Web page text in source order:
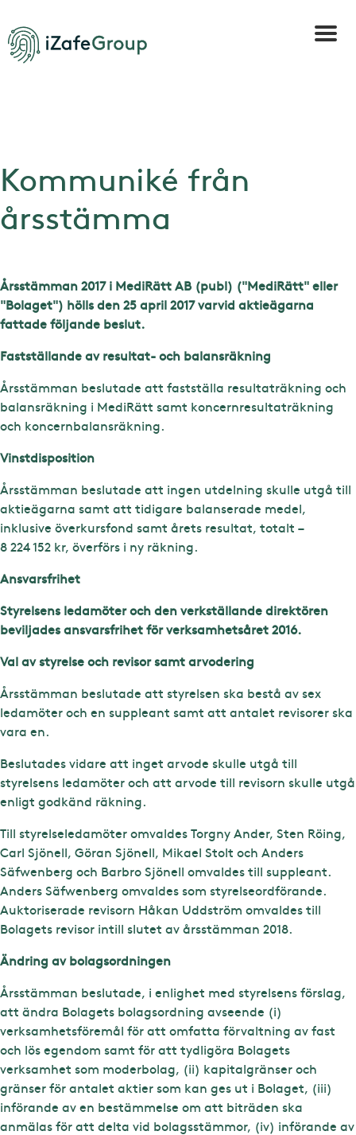
Kommuniké från
årsstämma
Årsstämman 2017 i MediRätt AB (publ) ("MediRätt" eller
"Bolaget") hölls den 25 april 2017 varvid aktieägarna
fattade följande beslut.
Fastställande av resultat- och balansräkning
Årsstämman beslutade att fastställa resultaträkning och
balansräkning i MediRätt samt koncernresultaträkning
och koncernbalansräkning.
Vinstdisposition
Årsstämman beslutade att ingen utdelning skulle utgå till
aktieägarna samt att tidigare balanserade medel,
inklusive överkursfond samt årets resultat, totalt –
8 224 152 kr, överförs i ny räkning.
Ansvarsfrihet
Styrelsens ledamöter och den verkställande direktören
beviljades ansvarsfrihet för verksamhetsåret 2016.
Val av styrelse och revisor samt arvodering
Årsstämman beslutade att styrelsen ska bestå av sex
ledamöter och en suppleant samt att antalet revisorer ska
vara en.
Beslutades vidare att inget arvode skulle utgå till
styrelsens ledamöter och att arvode till revisorn skulle utgå
enligt godkänd räkning.
Till styrelseledamöter omvaldes Torgny Ander, Sten Röing,
Carl Sjönell, Göran Sjönell, Mikael Stolt och Anders
Säfwenberg och Barbro Sjönell omvaldes till suppleant.
Anders Säfwenberg omvaldes som styrelseordförande.
Auktoriserade revisorn Håkan Uddström omvaldes till
Bolagets revisor intill slutet av årsstämman 2018.
Ändring av bolagsordningen
Årsstämman beslutade, i enlighet med styrelsens förslag,
att ändra Bolagets bolagsordning avseende (i)
verksamhetsföremål för att omfatta förvaltning av fast
och lös egendom samt för att tydligöra Bolagets
verksamhet som moderbolag, (ii) kapitalgränser och
gränser för antalet aktier som kan ges ut i Bolaget, (iii)
införande av en bestämmelse om att biträden ska
anmälas för att delta vid bolagsstämmor, (iv) införande av